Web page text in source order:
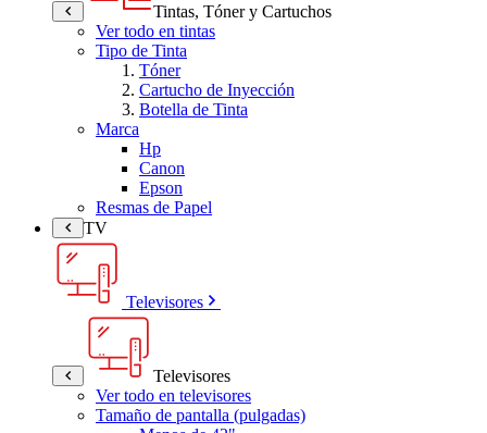
Tintas, Tóner y Cartuchos
Ver todo en tintas
Tipo de Tinta
Tóner
Cartucho de Inyección
Botella de Tinta
Marca
Hp
Canon
Epson
Resmas de Papel
TV
Televisores
Televisores
Ver todo en televisores
Tamaño de pantalla (pulgadas)